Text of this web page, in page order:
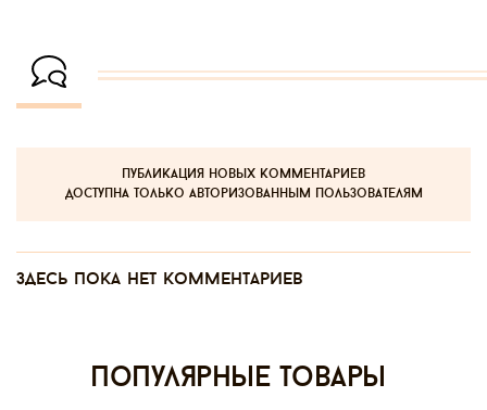
публикация новых комментариев
доступна только авторизованным пользователям
Здесь пока нет комментариев
Популярные товары